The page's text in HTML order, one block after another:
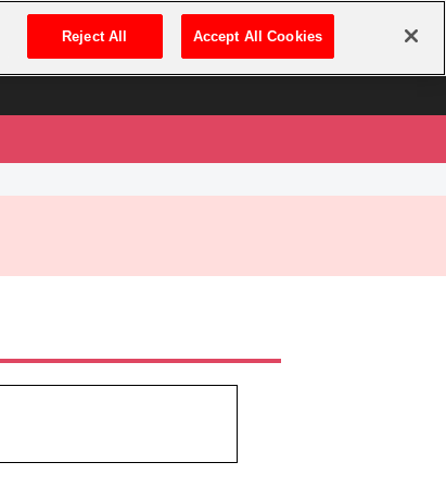
ログイン・新規登録
Reject All Accept All Cookies